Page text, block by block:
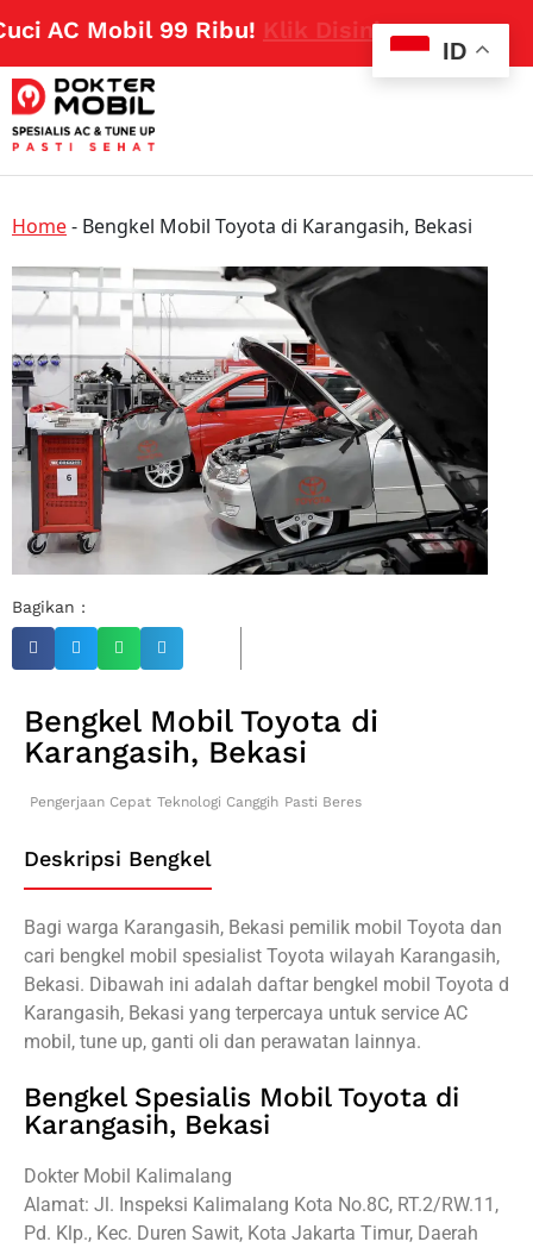
AC Mobil 99 Ribu!Klik Disini
Home- Bengkel Mobil Toyota di Karangasih, Bekasi
Bagikan :
Bengkel Mobil Toyota di
Karangasih, Bekasi
Pengerjaan Cepat Teknologi Canggih Pasti Beres
Deskripsi Bengkel
Bagi warga Karangasih, Bekasi pemilik mobil Toyota dan
cari bengkel mobil spesialist Toyota wilayah Karangasih,
Bekasi. Dibawah ini adalah daftar bengkel mobil Toyota d
Karangasih, Bekasi yang terpercaya untuk service AC
mobil, tune up, ganti oli dan perawatan lainnya.
Bengkel Spesialis Mobil Toyota di
Karangasih, Bekasi
Dokter Mobil Kalimalang
Alamat: Jl. Inspeksi Kalimalang Kota No.8C, RT.2/RW.11,
Pd. Klp., Kec. Duren Sawit, Kota Jakarta Timur, Daerah
ID